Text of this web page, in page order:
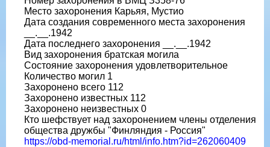
Место захоронения Карьяя, Мустио
Дата создания современного места захоронения
__.__.1942
Дата последнего захоронения __.__.1942
Вид захоронения братская могила
Состояние захоронения удовлетворительное
Количество могил 1
Захоронено всего 112
Захоронено известных 112
Захоронено неизвестных 0
Кто шефствует над захоронением члены отделения
общества дружбы "Финляндия - Россия"
https://obd-memorial.ru/html/info.htm?id=262060409